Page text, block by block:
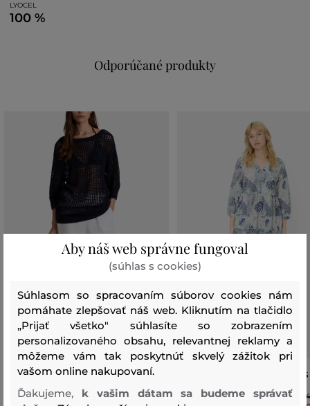
LYOCEL
100 %
Odporúčané produkty
ŠATY VILEBREQUIN CO LI CROCHET
159,90 €
ŠATY CAMEL ACTIVE
Aby náš web správne fungoval
(súhlas s cookies)
Súhlasom so spracovaním súborov cookies nám
pomáhate zlepšovať náš web. Kliknutím na tlačidlo
„Prijať všetko" súhlasíte so zobrazením
personalizovaného obsahu, relevantnej reklamy a
môžeme vám tak poskytnúť skvelý zážitok pri
vašom online nakupovaní.
Ďakujeme, k vašim dátam sa budeme správať